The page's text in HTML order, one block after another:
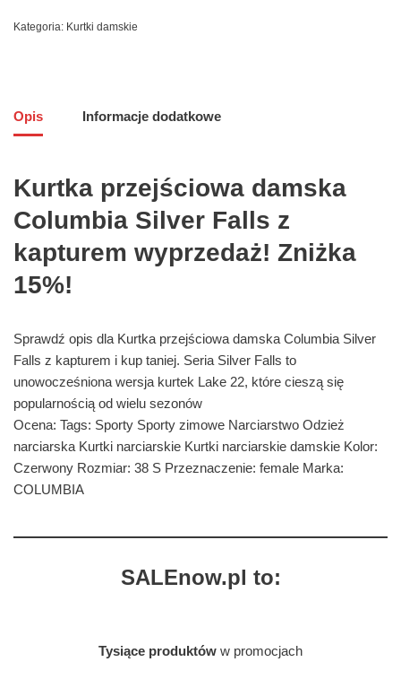
Kategoria: Kurtki damskie
Opis Informacje dodatkowe
Kurtka przejściowa damska
Columbia Silver Falls z
kapturem wyprzedaż! Zniżka
15%!
Sprawdź opis dla Kurtka przejściowa damska Columbia Silver
Falls z kapturem i kup taniej. Seria Silver Falls to
unowocześniona wersja kurtek Lake 22, które cieszą się
popularnością od wielu sezonów
Ocena: Tags: Sporty Sporty zimowe Narciarstwo Odzież
narciarska Kurtki narciarskie Kurtki narciarskie damskie Kolor:
Czerwony Rozmiar: 38 S Przeznaczenie: female Marka:
COLUMBIA
SALEnow.pl to:
Tysiące produktów w promocjach